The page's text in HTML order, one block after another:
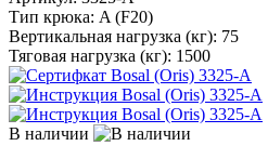
Тип крюка: A (F20)
Вертикальная нагрузка (кг): 75
Тяговая нагрузка (кг): 1500
В наличии